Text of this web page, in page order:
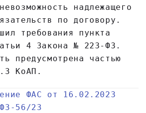
надлежащего
по договору.
требования пункта
4 Закона № 223-ФЗ.
предусмотрена частью
КоАП.
ФАС от 16.02.2023
56/23